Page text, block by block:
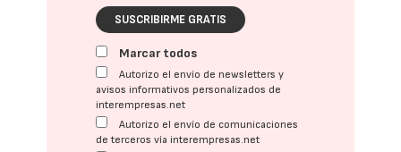
SUSCRIBIRME GRATIS
Marcar todos
Autorizo el envío de newsletters y
avisos informativos personalizados de
interempresas.net
Autorizo el envío de comunicaciones
de terceros vía interempresas.net